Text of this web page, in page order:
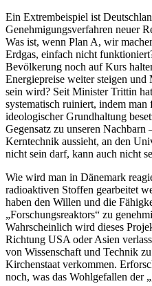
Ein Extrembeispiel ist
Genehmigungsverfahren neuer
Was ist, wenn Plan A, wir
Erdgas, einfach nicht
Bevölkerung noch auf Kurs
Energiepreise weiter steigen und
sein wird? Seit Minister Trittin
systematisch ruiniert, indem man
ideologischer Grundhaltung
Gegensatz zu unseren Nachbarn
Kerntechnik aussieht, an den
nicht sein darf, kann auch nicht
Wie wird man in Dänemark
radioaktiven Stoffen gearbeitet
haben den Willen und die
„Forschungsreaktors“ zu
Wahrscheinlich wird dieses
Richtung USA oder Asien
von Wissenschaft und Technik
Kirchenstaat verkommen.
noch, was das Wohlgefallen der